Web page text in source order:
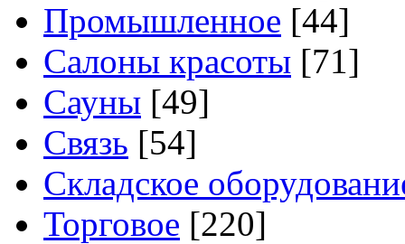
Промышленное [44]
Салоны красоты [71]
Сауны [49]
Связь [54]
Складское
Торговое [220]